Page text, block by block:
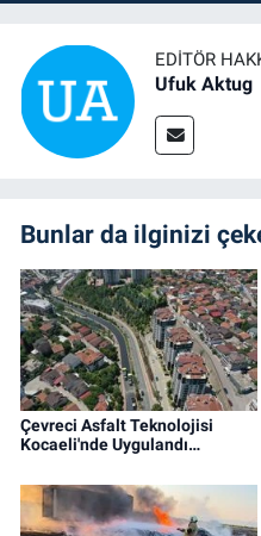
EDITÖR
Ufuk Aktug
Bunlar da ilginizi
Çevreci Asfalt Teknolojisi
Kocaeli'nde Uygulandı…